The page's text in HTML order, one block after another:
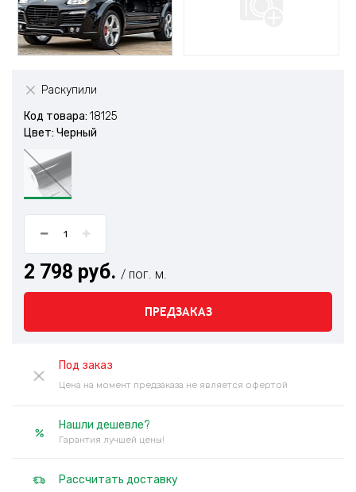
Раскупили
Код товара: 18125
Цвет: Черный
2 798 руб. / пог. м.
ПРЕДЗАКАЗ
Под заказ
Цена на момент предзаказа не является офертой
Нашли дешевле?
Гарантия лучшей цены!
Рассчитать доставку